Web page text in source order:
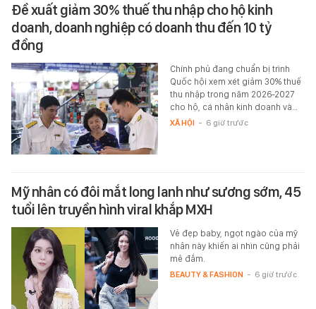
Đề xuất giảm 30% thuế thu nhập cho hộ kinh
doanh, doanh nghiệp có doanh thu đến 10 tỷ
đồng
Chính phủ đang chuẩn bị trình
Quốc hội xem xét giảm 30% thuế
thu nhập trong năm 2026-2027
cho hộ, cá nhân kinh doanh và…
XÃ HỘI - 6 giờ trước
Mỹ nhân có đôi mắt long lanh như sương sớm, 45
tuổi lên truyền hình viral khắp MXH
Vẻ đẹp baby, ngọt ngào của mỹ
nhân này khiến ai nhìn cũng phải
mê đắm.
BEAUTY & FASHION - 6 giờ trước